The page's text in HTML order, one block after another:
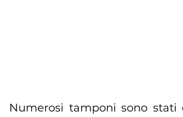
Numerosi tamponi sono stati